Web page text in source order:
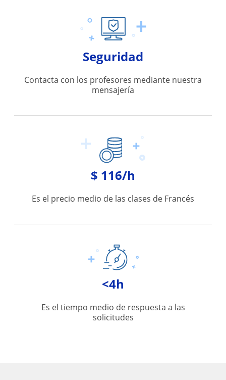
Seguridad
Contacta con los profesores mediante nuestra
mensajería
$ 116/h
Es el precio medio de las clases de Francés
<4h
Es el tiempo medio de respuesta a las
solicitudes